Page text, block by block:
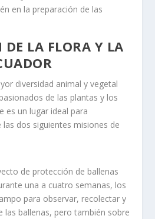
en la preparación de las
DE LA FLORA Y LA
diversidad animal y vegetal
de las plantas y los
es un lugar ideal para
dos siguientes misiones de
de protección de ballenas
una a cuatro semanas, los
para observar, recolectar y
las ballenas, pero también sobre